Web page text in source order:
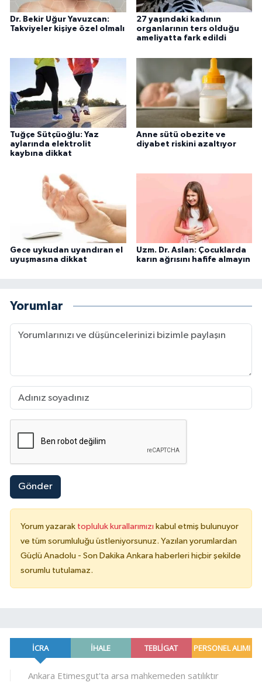
Dr. Bekir Uğur Yavuzcan:
Takviyeler kişiye özel olmalı
27 yaşındaki kadının
organlarının ters olduğu
ameliyatta fark edildi
Tuğçe Sütçüoğlu: Yaz
aylarında elektrolit
kaybına dikkat
Anne sütü obezite ve
diyabet riskini azaltıyor
Gece uykudan uyandıran el
uyuşmasına dikkat
Uzm. Dr. Aslan: Çocuklarda
karın ağrısını hafife almayın
Yorumlar
Gönder
Yorum yazarak topluluk kurallarımızı kabul etmiş bulunuyor
ve tüm sorumluluğu üstleniyorsunuz. Yazılan yorumlardan
Güçlü Anadolu - Son Dakika Ankara haberleri hiçbir şekilde
sorumlu tutulamaz.